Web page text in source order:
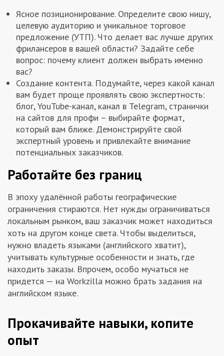
Ясное позиционирование. Определите свою нишу,
целевую аудиторию и уникальное торговое
предложение (УТП). Что делает вас лучше других
фрилансеров в вашей области? Задайте себе
вопрос: почему клиент должен выбрать именно
вас?
Создание контента. Подумайте, через какой канал
вам будет проще проявлять свою экспертность:
блог, YouTube-канал, канал в Telegram, странички
на сайтов для профи – выбирайте формат,
который вам ближе. Демонстрируйте свой
экспертный уровень и привлекайте внимание
потенциальных заказчиков.
Работайте без границ
В эпоху удалённой работы географические
ограничения стираются. Нет нужды ограничиваться
локальным рынком, ваш заказчик может находиться
хоть на другом конце света. Чтобы выделиться,
нужно владеть языками (английского хватит),
учитывать культурные особенности и знать, где
находить заказы. Впрочем, особо мучаться не
придется — на Workzilla можно брать задания на
английском языке.
Прокачивайте навыки, копите
опыт